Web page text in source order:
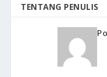
TENTANG PENULIS